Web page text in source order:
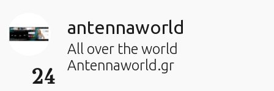
24
antennaworld
All over the world
Antennaworld.gr